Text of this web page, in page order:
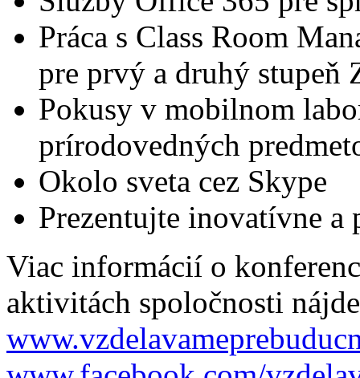
Práca s Class Room
pre prvý a druhý stupeň
Pokusy v mobilnom
prírodovedných
Okolo sveta cez Skype
Prezentujte inovatívne a
Viac informácií o
aktivitách spoločnosti